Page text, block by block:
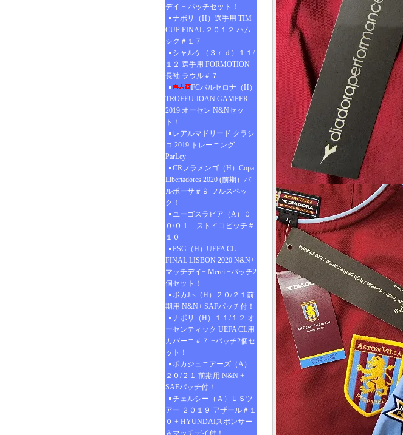
デイ + パッチセット！
ナポリ（H）選手用 TIM
CUP FINAL ２０１２ ハム
シク＃１７
シャルケ（３ｒｄ）１１/
１２ 選手用 FORMOTION
長袖 ラウル＃７
FCバルセロナ（H）
TROFEU JOAN GAMPER
2019 オーセン N&Nセッ
ト！
レアルマドリード クラシ
コ 2019 トレーニング
ParLey
CRフラメンゴ（H）Copa
Libertadores 2020 (前期）バ
ルボーサ＃９ フルスペッ
ク！
ユーゴスラビア（A）０
０/０１ ストイコビッチ＃
１０
PSG（H）UEFA CL
FINAL LISBON 2020 N&N+
マッチデイ+ Merci +パッチ2
個セット！
ボカJrs（H）２０/２１前
期用 N&N+ SAFパッチ付！
ナポリ（H）１１/１２ オ
ーセンティック UEFA CL用
カバーニ＃７ +パッチ2個セ
ット！
ボカジュニアーズ（A）
２０/２１ 前期用 N&N +
SAFパッチ付！
チェルシー（Ａ）ＵＳツ
アー ２０１９ アザール＃１
０ + HYUNDAIスポンサー
＆マッチデイ付！